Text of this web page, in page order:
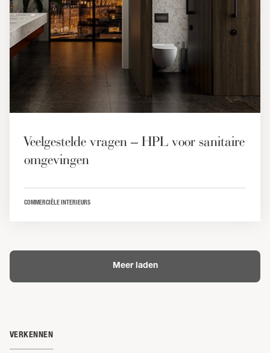
Veelgestelde vragen – HPL voor sanitaire
omgevingen
COMMERCIËLE INTERIEURS
Meer laden
VERKENNEN